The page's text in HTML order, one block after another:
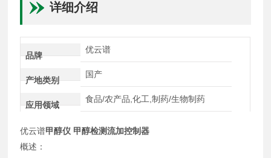
详细介绍
品牌
优云谱
产地类别
国产
应用领域
食品/农产品,化工,制药/生物制药
优云谱甲醇仪 甲醇检测流加控制器
概述：